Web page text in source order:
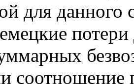
для данного
потери
соотношение